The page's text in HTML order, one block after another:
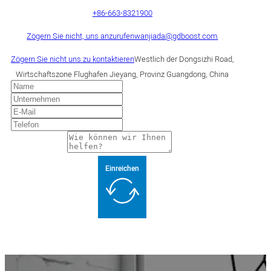
+86-663-8321900
Zögern Sie nicht, uns anzurufenwanjiada@gdboost.com
Zögern Sie nicht uns zu kontaktierenWestlich der Dongsizhi Road,
Wirtschaftszone Flughafen Jieyang, Provinz Guangdong, China
Einreichen